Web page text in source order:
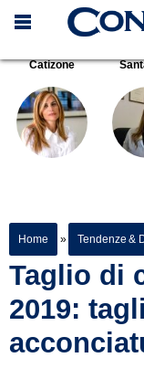
Catizone
Home » Tendenze &
Taglio di
2019: